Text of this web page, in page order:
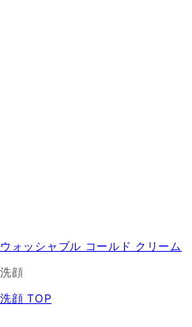
ウォッシャブル コールド クリーム
洗顔
洗顔 TOP